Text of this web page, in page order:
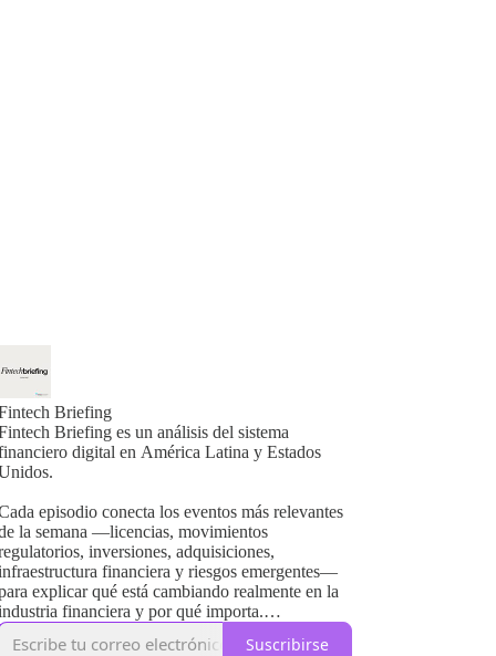
Briefing
Briefing es un análisis del sistema
digital en América Latina y Estados
episodio conecta los eventos más relevantes
la semana —licencias, movimientos
inversiones, adquisiciones,
financiera y riesgos emergentes—
explicar qué está cambiando realmente en la
financiera y por qué importa.
No es un noticiero ni un podcast de opinión. Es un
Suscribirse